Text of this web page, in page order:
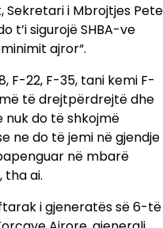
Sekretari i Mbrojtjes Pete
t’i sigurojë SHBA-ve
ajror“.
F-22, F-35, tani kemi F-
të drejtpërdrejtë dhe
do të shkojmë
ne do të jemi në gjendje
në mbarë
tha ai.
i gjeneratës së 6-të